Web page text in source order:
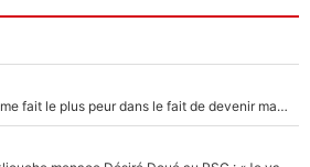
«C’est l'une des choses qui me fait le plus peur dans le fait de devenir maman» : En couple avec Antoine Dupont, Iris Mittenaere s'inquiète déjà pour ses futurs enfants !